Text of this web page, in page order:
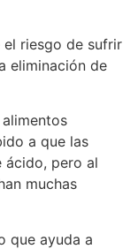
el riesgo de sufrir
eliminación de
a que las
ácido, pero al
muchas
que ayuda a